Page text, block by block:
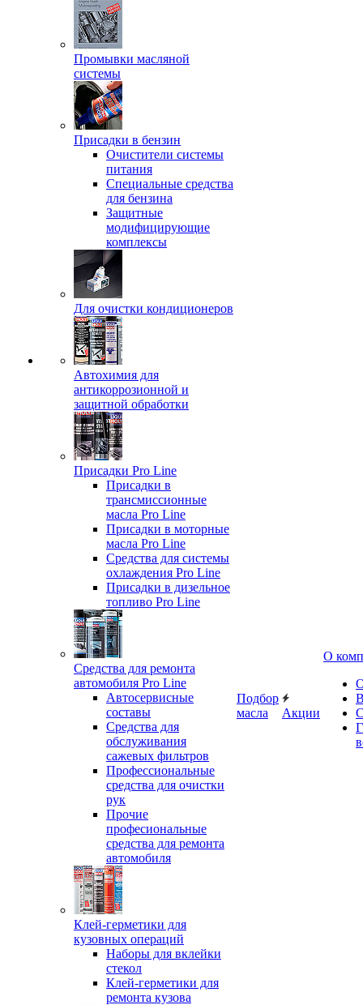
Промывки масляной
системы
Присадки в бензин
Очистители системы
питания
Специальные срeдства
для бензина
Защитные
модифицирующие
комплексы
Для очистки кондиционеров
Автохимия для
антикоррозионной и
защитной обработки
Присадки Pro Line
Присадки в
трансмиссионные
масла Pro Line
Присадки в моторные
масла Pro Line
Средства для системы
охлаждения Pro Line
Присадки в дизельное
топливо Pro Line
Средства для ремонта
автомобиля Pro Line
Автосервисные
составы
Средства для
обслуживания
сажевых фильтров
Профессиональные
средства для очистки
рук
Прочие
професиональные
средства для ремонта
автомобиля
Клей-герметики для
кузовных операций
Наборы для вклейки
стекол
Клей-герметики для
ремонта кузова
Подбор
масла
Акции
О